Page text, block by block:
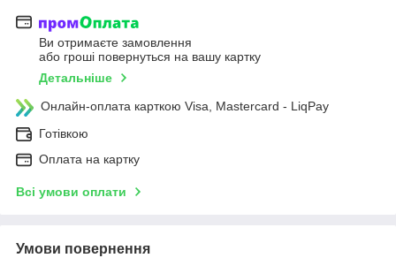
Ви отримаєте замовлення
або гроші повернуться на вашу картку
Детальніше
Онлайн-оплата карткою Visa, Mastercard - LiqPay
Готівкою
Оплата на картку
Всі умови оплати
Умови повернення